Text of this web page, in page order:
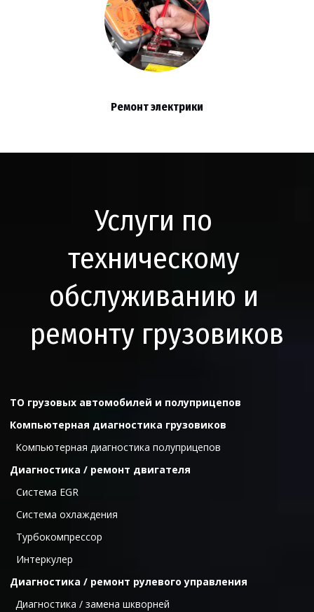
Ремонт электрики
Услуги по
техническому
обслуживанию и
ремонту грузовиков
ТО грузовых автомобилей и полуприцепов
Компьютерная диагностика грузовиков
Компьютерная диагностика полуприцепов
Диагностика / ремонт двигателя
  Cистема ЕGR
  Система охлаждения
  Турбокомпрессор
  Интеркулер
Диагностика / ремонт рулевого управления
Диагностика / замена шкворней